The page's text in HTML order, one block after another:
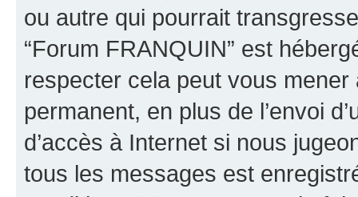
ou autre qui pourrait
“Forum FRANQUIN” est
respecter cela peut vous
permanent, en plus de l’envoi
d’accès à Internet si nous
tous les messages est